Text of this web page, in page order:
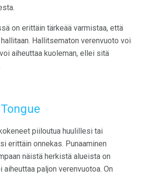
on erittäin tärkeää varmistaa, että
Hallitsematon verenvuoto voi
aiheuttaa kuoleman, ellei sitä
piiloutua huulillesi tai
erittäin onnekas. Punaaminen
näistä herkistä alueista on
paljon verenvuotoa. On